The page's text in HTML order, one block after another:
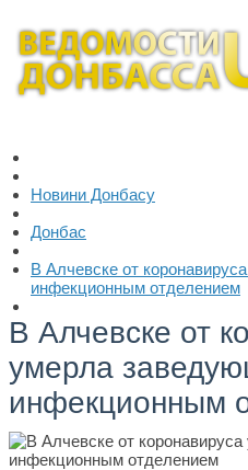
Новини Донбасу
Донбас
В Алчевске от
инфекционным отделением
В Алчевске от
умерла
инфекционным